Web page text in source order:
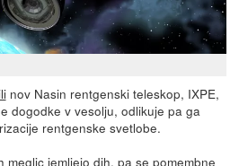
nov Nasin rentgenski teleskop, IXPE,
dogodke v vesolju, odlikuje pa ga
rentgenske svetlobe.
meglic jemljejo dih, pa se pomembne